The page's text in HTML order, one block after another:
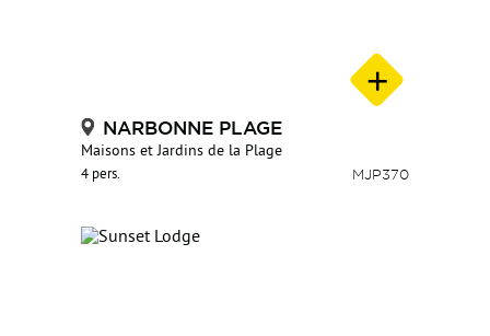
NARBONNE PLAGE
Maisons et Jardins de la Plage
4 pers. MJP370